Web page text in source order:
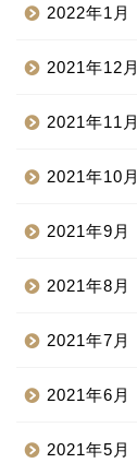
2022年1月
2021年12月
2021年11月
2021年10月
2021年9月
2021年8月
2021年7月
2021年6月
2021年5月